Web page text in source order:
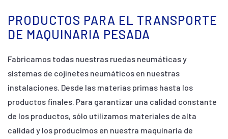
PRODUCTOS PARA EL TRANSPORTE
DE MAQUINARIA PESADA
Fabricamos todas nuestras ruedas neumáticas y
sistemas de cojinetes neumáticos en nuestras
instalaciones. Desde las materias primas hasta los
productos finales. Para garantizar una calidad constante
de los productos, sólo utilizamos materiales de alta
calidad y los producimos en nuestra maquinaria de